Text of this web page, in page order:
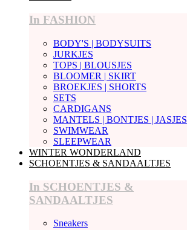
In FASHION
BODY'S | BODYSUITS
JURKJES
TOPS | BLOUSJES
BLOOMER | SKIRT
BROEKJES | SHORTS
SETS
CARDIGANS
MANTELS | BONTJES | JASJES
SWIMWEAR
SLEEPWEAR
WINTER WONDERLAND
SCHOENTJES & SANDAALTJES
In SCHOENTJES &
SANDAALTJES
Sneakers